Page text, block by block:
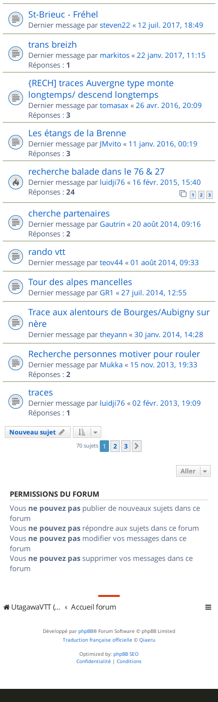
St-Brieuc - Fréhel
Dernier message par steven22 « 12 juil. 2017, 18:49
trans breizh
Dernier message par markitos « 22 janv. 2017, 11:15
Réponses : 1
{RECH] traces Auvergne type monte
longtemps/ descend longtemps
Dernier message par tomasax « 26 avr. 2016, 20:09
Réponses : 3
Les étangs de la Brenne
Dernier message par JMvito « 11 janv. 2016, 00:19
Réponses : 3
recherche balade dans le 76 & 27
Dernier message par luidji76 « 16 févr. 2015, 15:40
Réponses : 24 1 2 3
cherche partenaires
Dernier message par Gautrin « 20 août 2014, 09:16
Réponses : 2
rando vtt
Dernier message par teov44 « 01 août 2014, 09:33
Tour des alpes mancelles
Dernier message par GR1 « 27 juil. 2014, 12:55
Trace aux alentours de Bourges/Aubigny sur
nère
Dernier message par theyann « 30 janv. 2014, 14:28
Recherche personnes motiver pour rouler
Dernier message par Mukka « 15 nov. 2013, 19:33
Réponses : 2
traces
Dernier message par luidji76 « 02 févr. 2013, 19:09
Réponses : 1
Nouveau sujet
70 sujets 1 2 3
Aller
PERMISSIONS DU FORUM
Vous ne pouvez pas publier de nouveaux sujets dans ce
forum
Vous ne pouvez pas répondre aux sujets dans ce forum
Vous ne pouvez pas modifier vos messages dans ce
forum
Vous ne pouvez pas supprimer vos messages dans ce
forum
UtagawaVTT (Randos VTT et VTTAE avec traces GPS) Accueil forum
Développé par phpBB® Forum Software © phpBB Limited
Traduction française officielle © Qiaeru
Optimized by: phpBB SEO
Confidentialité | Conditions